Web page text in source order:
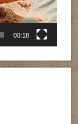
00:18